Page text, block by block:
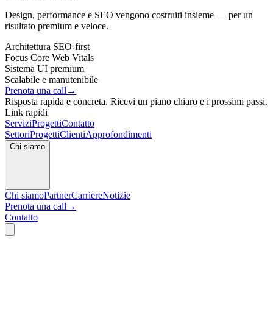
Design, performance e SEO vengono costruiti insieme — per un
risultato premium e veloce.
Architettura SEO‑first
Focus Core Web Vitals
Sistema UI premium
Scalabile e manutenibile
Prenota una call →
Risposta rapida e concreta. Ricevi un piano chiaro e i prossimi passi.
Link rapidi
ServiziProgettiContatto
SettoriProgettiClientiApprofondimenti
Chi siamo
Chi siamoPartnerCarriereNotizie
Prenota una call →
Contatto